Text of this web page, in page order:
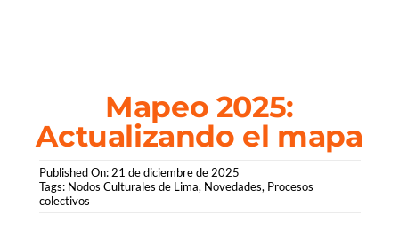
Mapeo 2025:
Actualizando el mapa
Published On: 21 de diciembre de 2025
Tags: Nodos Culturales de Lima, Novedades, Procesos
colectivos